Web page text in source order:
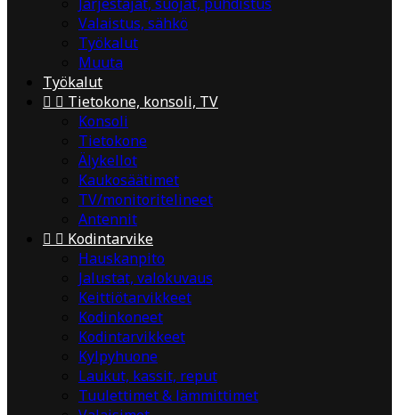
Valaistus, sähkö
Työkalut
Muuta
Työkalut
  Tietokone, konsoli, TV
Konsoli
Tietokone
Älykellot
Kaukosäätimet
TV/monitoritelineet
Antennit
  Kodintarvike
Hauskanpito
Jalustat, valokuvaus
Keittiötarvikkeet
Kodinkoneet
Kodintarvikkeet
Kylpyhuone
Laukut, kassit, reput
Tuulettimet & lämmittimet